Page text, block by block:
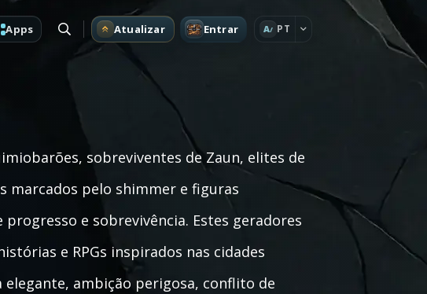
Apps Atualizar Entrar A PT
sobreviventes de Zaun, elites de
marcados pelo shimmer e figuras
e sobrevivência. Estes geradores
e RPGs inspirados nas cidades
ambição perigosa, conflito de